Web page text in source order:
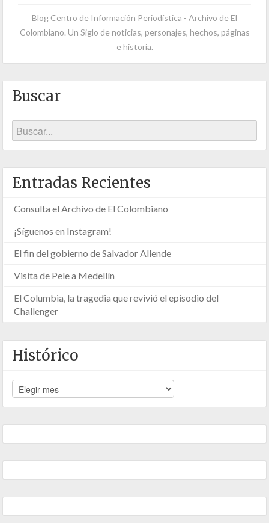
Blog Centro de Información Periodística - Archivo de El
Colombiano. Un Siglo de noticias, personajes, hechos, páginas
e historia.
Buscar
Entradas Recientes
Consulta el Archivo de El Colombiano
¡Síguenos en Instagram!
El fin del gobierno de Salvador Allende
Visita de Pele a Medellín
El Columbia, la tragedia que revivió el episodio del
Challenger
Histórico